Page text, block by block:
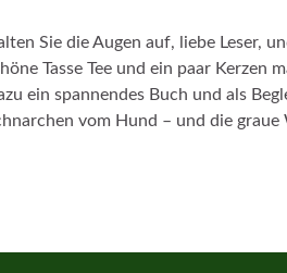
Sie die Augen auf, liebe Leser,
Tasse Tee und ein paar Kerzen
ein spannendes Buch und als
vom Hund – und die